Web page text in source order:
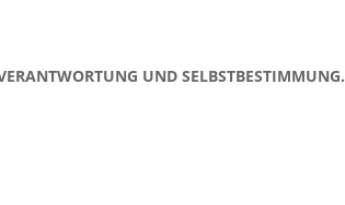
UND SELBSTBESTIMMUNG.